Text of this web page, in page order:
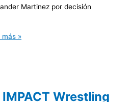
Martinez por decisión
más »
Wrestling